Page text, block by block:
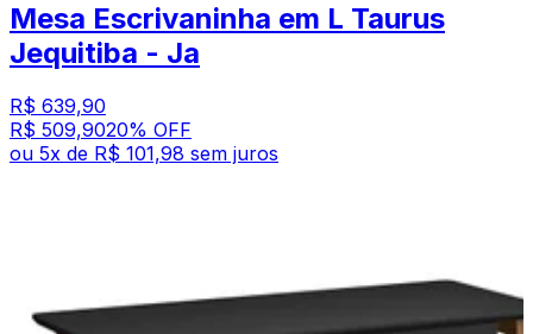
Mesa Escrivaninha em L Taurus
Jequitiba - Ja
R$ 639,90
R$ 509,9020% OFF
ou 5x de R$ 101,98 sem juros